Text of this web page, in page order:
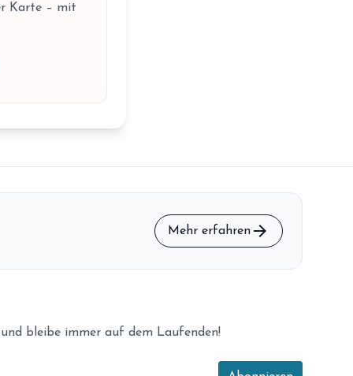
Karte – mit
Mehr erfahren arrow_forward
bleibe immer auf dem Laufenden!